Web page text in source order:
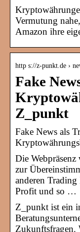
Vermutung
Amazon ihre
http s://z-punkt.de ›
Fake
Z_punkt
Fake News als
Die
zur
anderen
Profit und so …
Z_punkt ist ein
Zukunftsfragen.